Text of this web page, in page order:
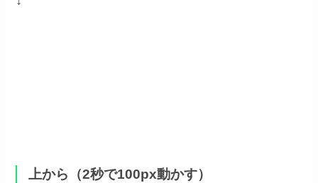
上から（2秒で100px動かす）